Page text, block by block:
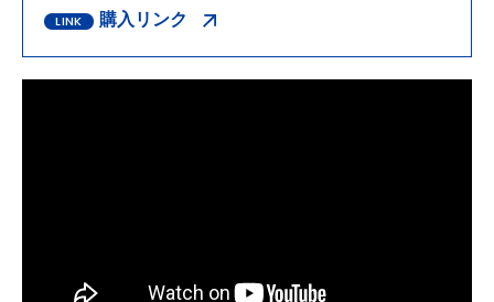
購入リンク